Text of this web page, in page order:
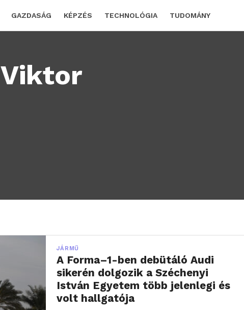
GAZDASÁG KÉPZÉS TECHNOLÓGIA TUDOMÁNY
Viktor
JÁRMŰ
A Forma–1-ben debütáló Audi
sikerén dolgozik a Széchenyi
István Egyetem több jelenlegi és
volt hallgatója